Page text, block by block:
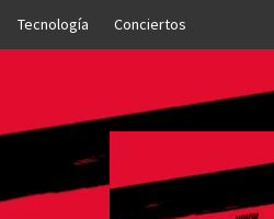
Tecnología Conciertos